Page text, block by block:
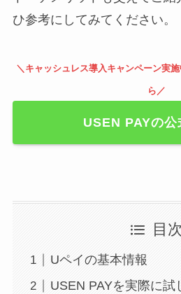
ひ参考にしてみてください。
＼キャッシュレス導入キャンペーン実
ら／
USEN PAYの公
目次
Uペイの基本情報
USEN PAYを実際に試